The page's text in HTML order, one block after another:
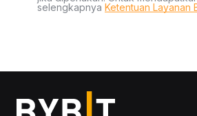
selengkapnya Ketentuan Layanan